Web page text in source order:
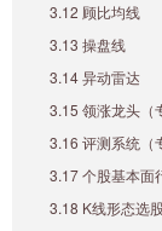
3.12 顾比均线
3.13 操盘线
3.14 异动雷达
3.15 领涨龙头（
3.16 评测系统（
3.17 个股基本面
3.18 K线形态选